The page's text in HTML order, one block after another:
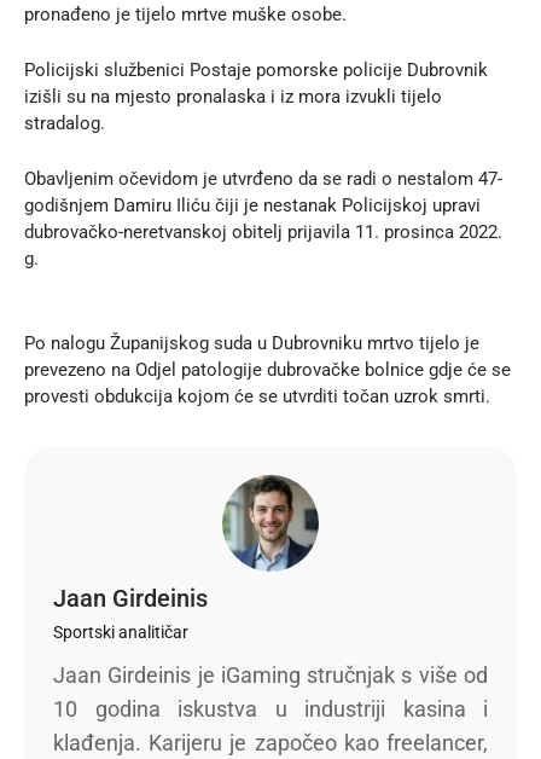
pronađeno je tijelo mrtve muške osobe.
Policijski službenici Postaje pomorske policije Dubrovnik
izišli su na mjesto pronalaska i iz mora izvukli tijelo
stradalog.
Obavljenim očevidom je utvrđeno da se radi o nestalom 47-
godišnjem Damiru Iliću čiji je nestanak Policijskoj upravi
dubrovačko-neretvanskoj obitelj prijavila 11. prosinca 2022.
g.
Po nalogu Županijskog suda u Dubrovniku mrtvo tijelo je
prevezeno na Odjel patologije dubrovačke bolnice gdje će se
provesti obdukcija kojom će se utvrditi točan uzrok smrti.
Jaan Girdeinis
Sportski analitičar
Jaan Girdeinis je iGaming stručnjak s više od
10 godina iskustva u industriji kasina i
klađenja. Karijeru je započeo kao freelancer,